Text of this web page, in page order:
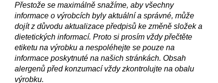
Přestože se maximálně snažíme, aby všechny
informace o výrobcích byly aktuální a správné, může
dojít z důvodu aktualizace předpisů ke změně složek a
dietetických informací. Proto si prosím vždy přečtěte
etiketu na výrobku a nespoléhejte se pouze na
informace poskytnuté na našich stránkách. Obsah
alergenů před konzumací vždy zkontrolujte na obalu
výrobku.